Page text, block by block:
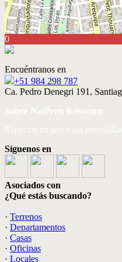
0
Encuéntranos en
+51 984 298 787
Ca. Pedro Denegri 191,
Sobre NaiPeru Rosecorp
Expertos en servicios
Síguenos en
Asociados con
¿Qué estás buscando?
· Terrenos
· Departamentos
· Casas
· Oficinas
· Locales